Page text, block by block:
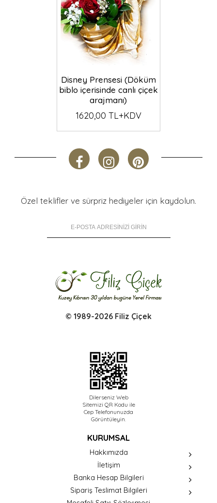
Disney Prensesi (Döküm
biblo içerisinde canlı çiçek
arajmanı)
1620,00 TL+KDV
Özel teklifler ve sürpriz hediyeler için kaydolun.
© 1989-2026 Filiz Çiçek
Dilerseniz Web
Sitemizi QR Kodu ile
Cep Telefonunuzda
Görüntüleyin.
KURUMSAL
Hakkımızda
İletişim
Banka Hesap Bilgileri
Sipariş Teslimat Bilgileri